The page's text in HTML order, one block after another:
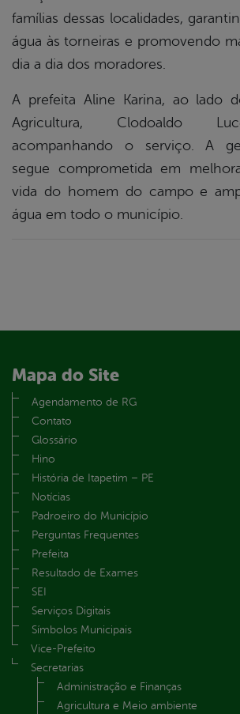
famílias dessas localidades,
água às torneiras e promovendo
dia a dia dos moradores.
A prefeita Aline Karina, ao lado
Agricultura, Clodoaldo
acompanhando o serviço. A
segue comprometida em
vida do homem do campo e
água em todo o município.
Mapa do Site
Agendamento de RG
Contato
Glossário
Hino
História de Itapetim – PE
Notícias
Padroeiro do Município
Perguntas Frequentes
Prefeita
Resultado de Exames
SEI
Serviços Digitais
Símbolos Municipais
Vice-Prefeito
Secretarias
Administração e Finanças
Agricultura e Meio ambiente